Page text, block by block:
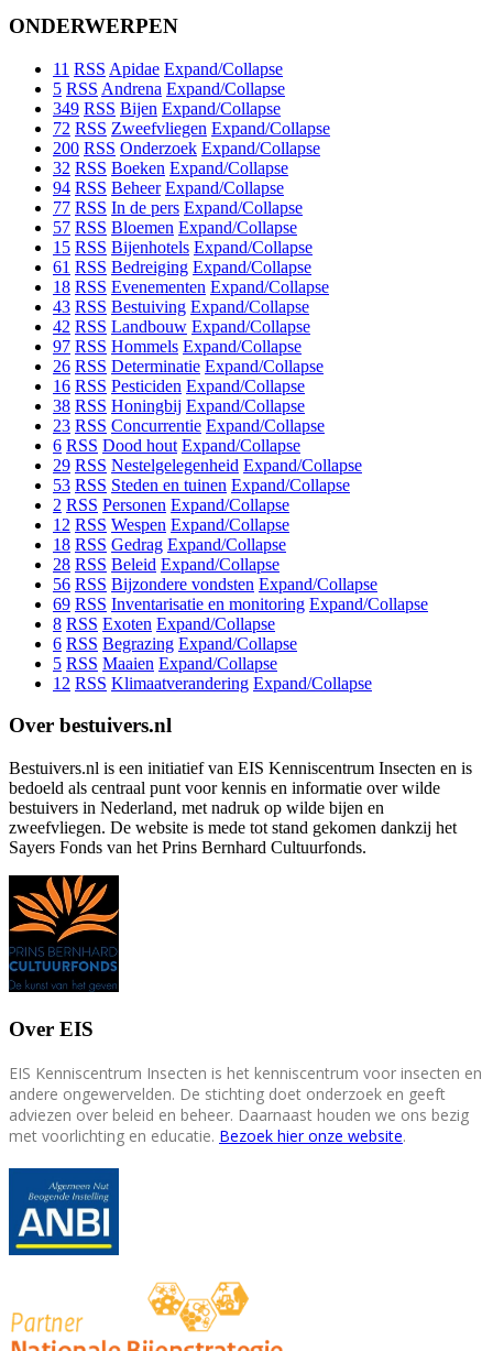
ONDERWERPEN
11 RSS Apidae Expand/Collapse
5 RSS Andrena Expand/Collapse
349 RSS Bijen Expand/Collapse
72 RSS Zweefvliegen Expand/Collapse
200 RSS Onderzoek Expand/Collapse
32 RSS Boeken Expand/Collapse
94 RSS Beheer Expand/Collapse
77 RSS In de pers Expand/Collapse
57 RSS Bloemen Expand/Collapse
15 RSS Bijenhotels Expand/Collapse
61 RSS Bedreiging Expand/Collapse
18 RSS Evenementen Expand/Collapse
43 RSS Bestuiving Expand/Collapse
42 RSS Landbouw Expand/Collapse
97 RSS Hommels Expand/Collapse
26 RSS Determinatie Expand/Collapse
16 RSS Pesticiden Expand/Collapse
38 RSS Honingbij Expand/Collapse
23 RSS Concurrentie Expand/Collapse
6 RSS Dood hout Expand/Collapse
29 RSS Nestelgelegenheid Expand/Collapse
53 RSS Steden en tuinen Expand/Collapse
2 RSS Personen Expand/Collapse
12 RSS Wespen Expand/Collapse
18 RSS Gedrag Expand/Collapse
28 RSS Beleid Expand/Collapse
56 RSS Bijzondere vondsten Expand/Collapse
69 RSS Inventarisatie en monitoring Expand/Collapse
8 RSS Exoten Expand/Collapse
6 RSS Begrazing Expand/Collapse
5 RSS Maaien Expand/Collapse
12 RSS Klimaatverandering Expand/Collapse
Over bestuivers.nl
Bestuivers.nl is een initiatief van EIS Kenniscentrum Insecten en is
bedoeld als centraal punt voor kennis en informatie over wilde
bestuivers in Nederland, met nadruk op wilde bijen en
zweefvliegen. De website is mede tot stand gekomen dankzij het
Sayers Fonds van het Prins Bernhard Cultuurfonds.
Over EIS
EIS Kenniscentrum Insecten is het kenniscentrum voor insecten en
andere ongewervelden. De stichting doet onderzoek en geeft
adviezen over beleid en beheer. Daarnaast houden we ons bezig
met voorlichting en educatie. Bezoek hier onze website.